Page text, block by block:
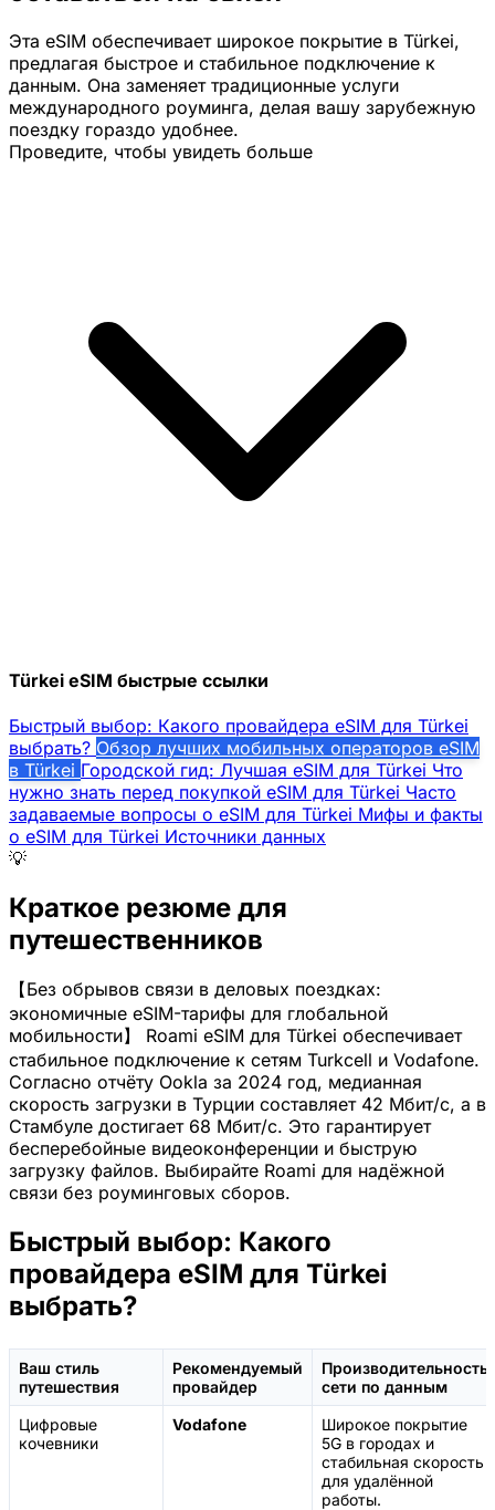
Эта eSIM обеспечивает широкое покрытие в Türkei,
предлагая быстрое и стабильное подключение к
данным. Она заменяет традиционные услуги
международного роуминга, делая вашу зарубежную
поездку гораздо удобнее.
Проведите, чтобы увидеть больше
Türkei eSIM быстрые ссылки
Быстрый выбор: Какого провайдера eSIM для Türkei
выбрать? Обзор лучших мобильных операторов eSIM
в Türkei Городской гид: Лучшая eSIM для Türkei Что
нужно знать перед покупкой eSIM для Türkei Часто
задаваемые вопросы о eSIM для Türkei Мифы и факты
о eSIM для Türkei Источники данных
💡
Краткое резюме для
путешественников
【Без обрывов связи в деловых поездках:
экономичные eSIM-тарифы для глобальной
мобильности】 Roami eSIM для Türkei обеспечивает
стабильное подключение к сетям Turkcell и Vodafone.
Согласно отчёту Ookla за 2024 год, медианная
скорость загрузки в Турции составляет 42 Мбит/с, а в
Стамбуле достигает 68 Мбит/с. Это гарантирует
бесперебойные видеоконференции и быструю
загрузку файлов. Выбирайте Roami для надёжной
связи без роуминговых сборов.
Быстрый выбор: Какого
провайдера eSIM для Türkei
выбрать?
Ваш стиль
путешествия
Рекомендуемый
провайдер
Производительность
сети по данным
Цифровые
кочевники
Vodafone
Широкое покрытие
5G в городах и
стабильная скорость
для удалённой
работы.